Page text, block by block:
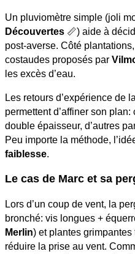
Un pluviomètre simple (joli
Découvertes 📏) aide à
post-averse. Côté
costaudes proposés par
les excès d’eau.
Les retours d’expérience de
permettent d’affiner son
double épaisseur, d’autres
Peu importe la méthode,
faiblesse.
Le cas de Marc et sa
Lors d’un coup de vent, la
bronché: vis longues +
Merlin) et plantes grimpantes
réduire la prise au vent.